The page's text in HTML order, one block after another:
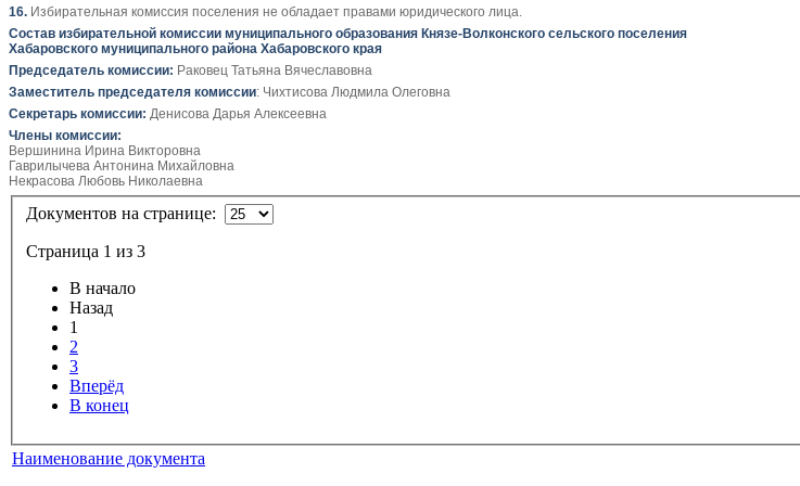
16. Избирательная комиссия поселения не обладает правами юридического лица.
Состав избирательной комиссии муниципального образования Князе-Волконского сельского поселения
Хабаровского муниципального района Хабаровского края
Председатель комиссии: Раковец Татьяна Вячеславовна
Заместитель председателя комиссии: Чихтисова Людмила Олеговна
Секретарь комиссии: Денисова Дарья Алексеевна
Члены комиссии:
Вершинина Ирина Викторовна
Гаврилычева Антонина Михайловна
Некрасова Любовь Николаевна
Документов на странице:
Страница 1 из 3
В начало
Назад
1
2
3
Вперёд
В конец
Наименование документа